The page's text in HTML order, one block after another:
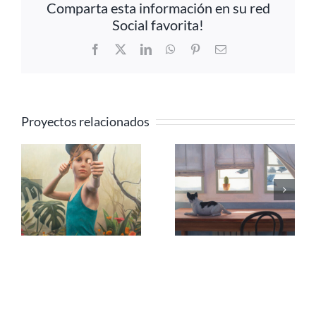
Comparta esta información en su red
Social favorita!
Facebook LinkedInWhatsApp
PinterestCorreo
Proyectos relacionados
Viento de
primavera,
35x64cm, Óleo
sobre lienzo
Vacío, oleo
sobre tabla,
40×90 cm,
Óleo sobre
lienzo